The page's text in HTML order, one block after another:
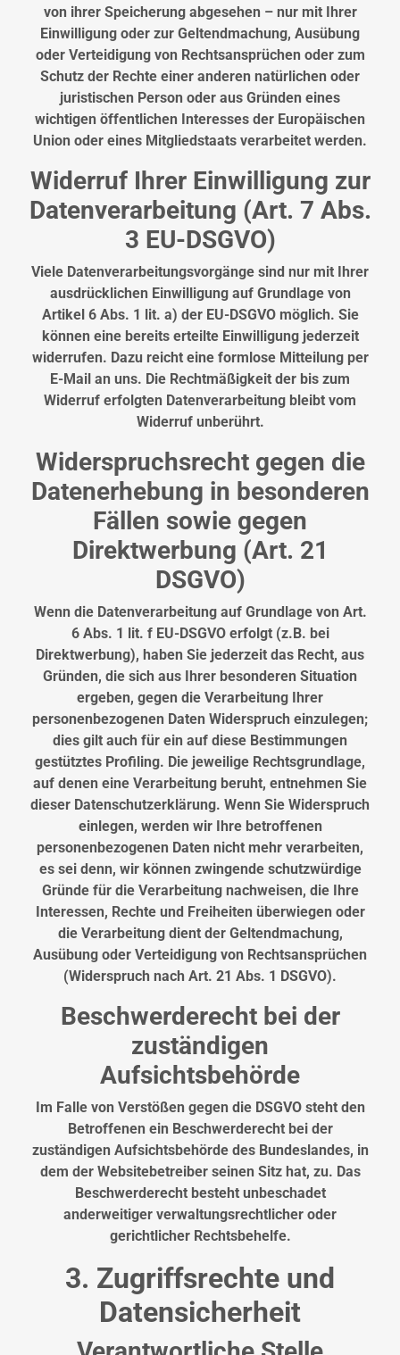
von ihrer Speicherung abgesehen – nur mit Ihrer
Einwilligung oder zur Geltendmachung, Ausübung
oder Verteidigung von Rechtsansprüchen oder zum
Schutz der Rechte einer anderen natürlichen oder
juristischen Person oder aus Gründen eines
wichtigen öffentlichen Interesses der Europäischen
Union oder eines Mitgliedstaats verarbeitet werden.
Widerruf Ihrer Einwilligung zur
Datenverarbeitung (Art. 7 Abs.
3 EU-DSGVO)
Viele Datenverarbeitungsvorgänge sind nur mit Ihrer
ausdrücklichen Einwilligung auf Grundlage von
Artikel 6 Abs. 1 lit. a) der EU-DSGVO möglich. Sie
können eine bereits erteilte Einwilligung jederzeit
widerrufen. Dazu reicht eine formlose Mitteilung per
E-Mail an uns. Die Rechtmäßigkeit der bis zum
Widerruf erfolgten Datenverarbeitung bleibt vom
Widerruf unberührt.
Widerspruchsrecht gegen die
Datenerhebung in besonderen
Fällen sowie gegen
Direktwerbung (Art. 21
DSGVO)
Wenn die Datenverarbeitung auf Grundlage von Art.
6 Abs. 1 lit. f EU-DSGVO erfolgt (z.B. bei
Direktwerbung), haben Sie jederzeit das Recht, aus
Gründen, die sich aus Ihrer besonderen Situation
ergeben, gegen die Verarbeitung Ihrer
personenbezogenen Daten Widerspruch einzulegen;
dies gilt auch für ein auf diese Bestimmungen
gestütztes Profiling. Die jeweilige Rechtsgrundlage,
auf denen eine Verarbeitung beruht, entnehmen Sie
dieser Datenschutzerklärung. Wenn Sie Widerspruch
einlegen, werden wir Ihre betroffenen
personenbezogenen Daten nicht mehr verarbeiten,
es sei denn, wir können zwingende schutzwürdige
Gründe für die Verarbeitung nachweisen, die Ihre
Interessen, Rechte und Freiheiten überwiegen oder
die Verarbeitung dient der Geltendmachung,
Ausübung oder Verteidigung von Rechtsansprüchen
(Widerspruch nach Art. 21 Abs. 1 DSGVO).
Beschwerderecht bei der
zuständigen
Aufsichtsbehörde
Im Falle von Verstößen gegen die DSGVO steht den
Betroffenen ein Beschwerderecht bei der
zuständigen Aufsichtsbehörde des Bundeslandes, in
dem der Websitebetreiber seinen Sitz hat, zu. Das
Beschwerderecht besteht unbeschadet
anderweitiger verwaltungsrechtlicher oder
gerichtlicher Rechtsbehelfe.
3. Zugriffsrechte und
Datensicherheit